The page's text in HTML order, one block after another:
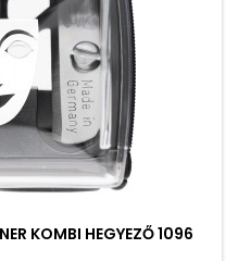
KOMBI HEGYEZŐ 1096